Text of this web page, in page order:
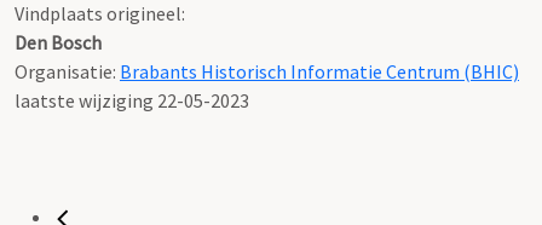
Vindplaats origineel:
Den Bosch
Organisatie: Brabants Historisch Informatie Centrum (BHIC)
laatste wijziging 22-05-2023